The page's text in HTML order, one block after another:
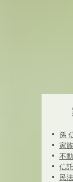
孫
家
不
信
民